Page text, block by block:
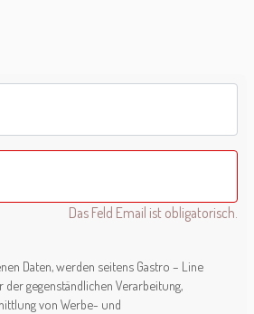
Das Feld Email ist obligatorisch.
Daten, werden seitens Gastro – Line
der gegenständlichen Verarbeitung,
von Werbe- und